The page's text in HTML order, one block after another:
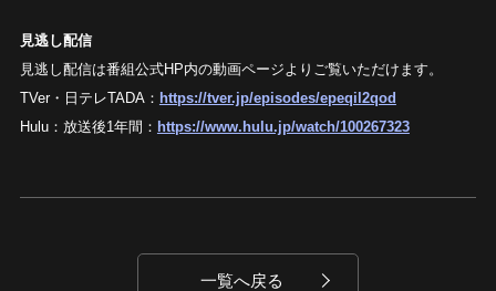
見逃し配信
見逃し配信は番組公式HP内の動画ページよりご覧いただけます。
TVer・日テレTADA： https://tver.jp/episodes/epeqil2qod
Hulu：放送後1年間： https://www.hulu.jp/watch/100267323
一覧へ戻る